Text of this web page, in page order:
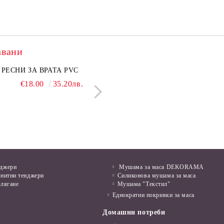
капак 50 см
€6.50 12.71лв.
РЕСНИ ЗА ВРАТА PVC
€18.00 35.20лв.
тенджери
Мушама за маса DEKORAMA
Силиконова мушама за маса
Мушама "Текстил"
Еднократни покривки за маса
Домашни потреби